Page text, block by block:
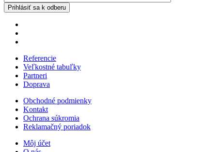
Referencie
Veľkostné tabuľky
Partneri
Doprava
Obchodné podmienky
Kontakt
Ochrana súkromia
Reklamačný poriadok
Môj účet